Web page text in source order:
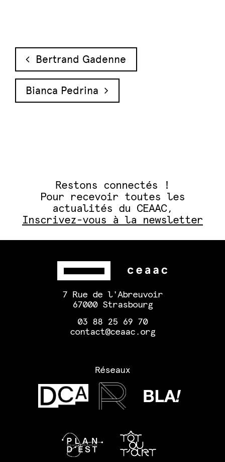
Navigation des articles
Bertrand Gadenne
Bianca Pedrina
Restons connectés !
Pour recevoir toutes les
actualités du CEAAC,
Inscrivez-vous à la newsletter
7 Rue de l'Abreuvoir
67000 Strasbourg
03 88 25 69 70
contact@ceaac.org
Réseaux